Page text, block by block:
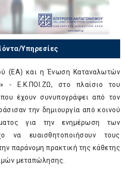
Υπηρεσίες
(ΕΑ) και η Ένωση Καταναλωτών
- Ε.Κ.ΠΟΙ.ΖΩ, στο πλαίσιο του
έχουν συνυπογράψει από τον
την δημιουργία από κοινού
για την ενημέρωση των
να ευαισθητοποιήσουν τους
παράνομη πρακτική της κάθετης
μεταπώλησης.